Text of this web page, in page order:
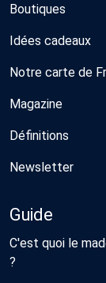
Boutiques
Idées cadeaux
Notre carte de
Magazine
Définitions
Newsletter
Guide
C'est quoi le
?